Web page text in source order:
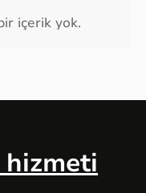
içerik yok.
hizmeti